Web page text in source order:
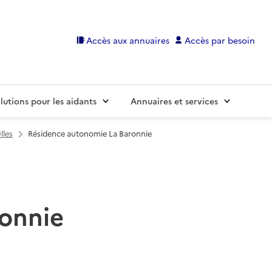
Accès aux annuaires Accès par besoin
pour les aidants Annuaires et services
Résidence autonomie La Baronnie